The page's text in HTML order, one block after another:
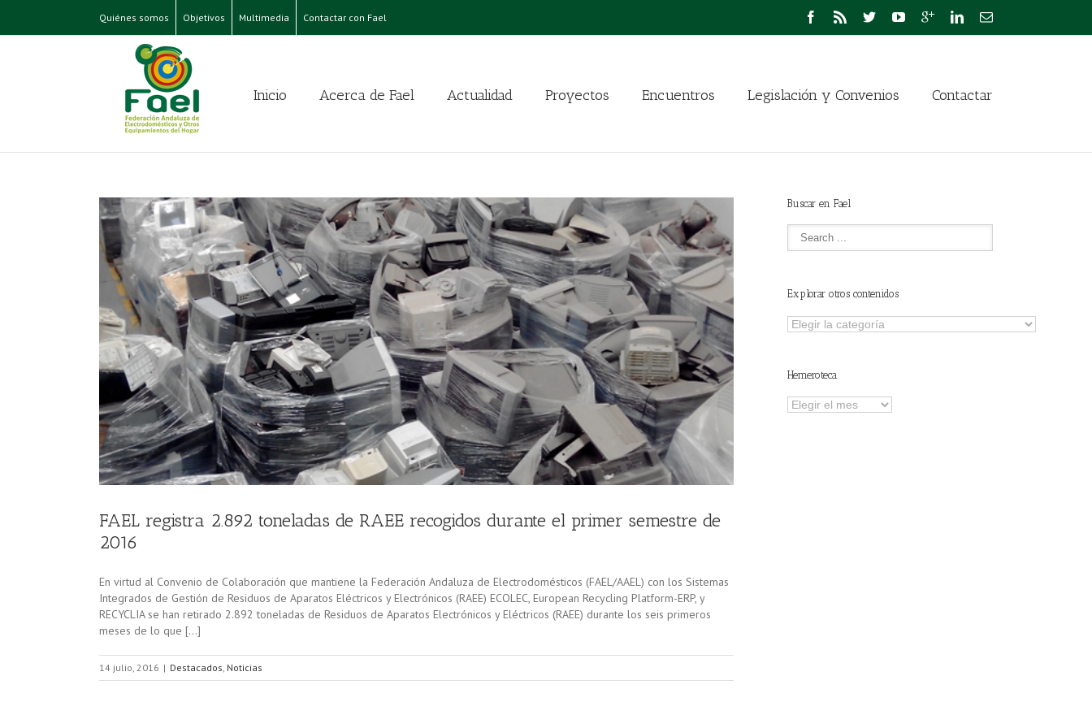
Quiénes somos Objetivos Multimedia Contactar con Fael
Inicio Acerca de Fael Actualidad Proyectos Encuentros Legislación y Convenios Contactar
FAEL registra 2.892 toneladas de RAEE recogidos durante el primer semestre de
2016
En virtud al Convenio de Colaboración que mantiene la Federación Andaluza de Electrodomésticos (FAEL/AAEL) con los Sistemas
Integrados de Gestión de Residuos de Aparatos Eléctricos y Electrónicos (RAEE) ECOLEC, European Recycling Platform-ERP, y
RECYCLIA se han retirado 2.892 toneladas de Residuos de Aparatos Electrónicos y Eléctricos (RAEE) durante los seis primeros
meses de lo que […]
14 julio, 2016 | Destacados, Noticias
Buscar en Fael
Explorar otros contenidos
Explorar
Hemeroteca
Hemeroteca